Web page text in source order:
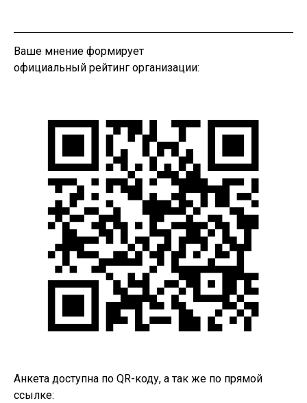
Ваше мнение формирует
официальный рейтинг организации:
Анкета доступна по QR-коду, а так же по прямой
ссылке: